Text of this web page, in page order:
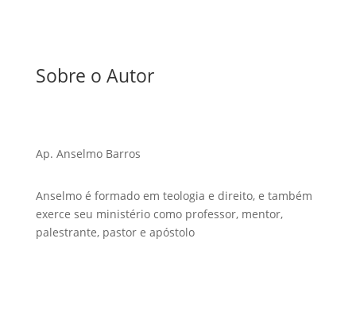
Sobre o Autor
Ap. Anselmo Barros
Anselmo é formado em teologia e direito, e também
exerce seu ministério como professor, mentor,
palestrante, pastor e apóstolo